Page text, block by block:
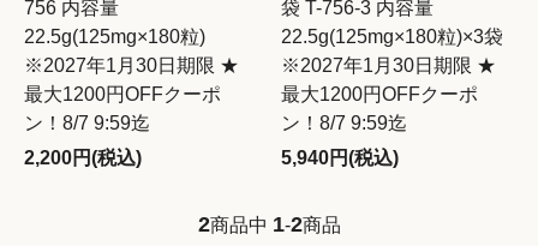
756 内容量
22.5g(125mg×180粒)
※2027年1月30日期限 ★
最大1200円OFFクーポ
ン！8/7 9:59迄
2,200円(税込)
袋 T-756-3 内容量
22.5g(125mg×180粒)×3袋
※2027年1月30日期限 ★
最大1200円OFFクーポ
ン！8/7 9:59迄
5,940円(税込)
2商品中 1-2商品